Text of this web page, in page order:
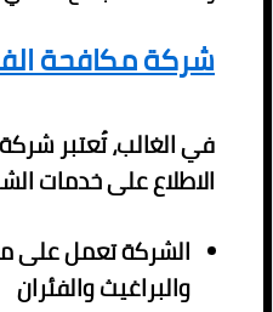
شركة مكافحة
في الغالب، تُعتبر
الاطلاع على خدمات الشركة
الشركة تعمل على
والبراغيث والفئران